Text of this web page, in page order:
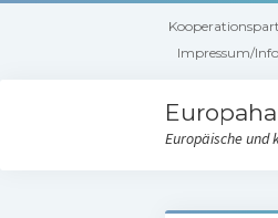
Impressum/
Europäische und